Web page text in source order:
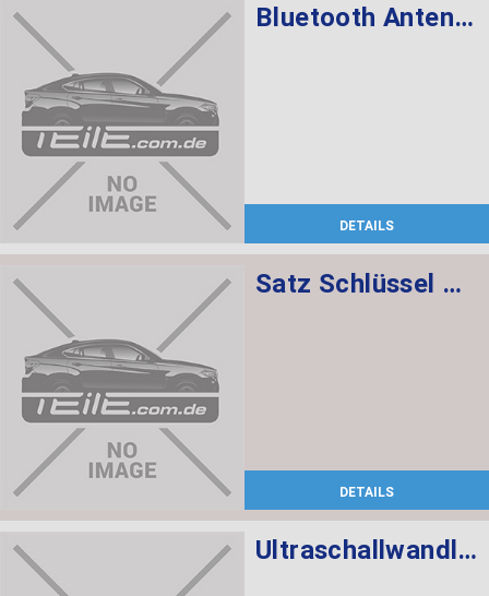
Bluetooth Antenne
DETAILS
Satz Schlüssel mit CAS-Steuergerät 868 MHZ
DETAILS
Ultraschallwandler schwarz